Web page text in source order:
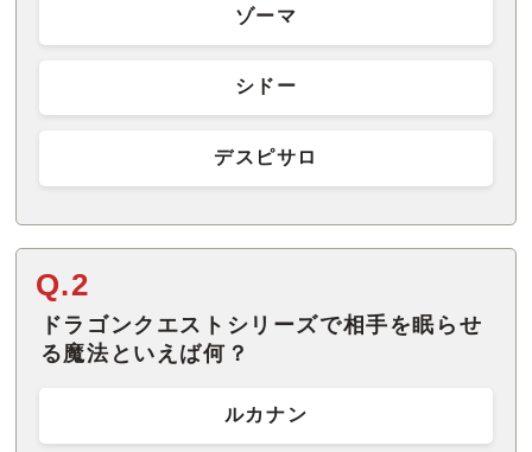
ゾーマ
シドー
デスピサロ
Q.2
ドラゴンクエストシリーズで相手を眠らせ
る魔法といえば何？
ルカナン